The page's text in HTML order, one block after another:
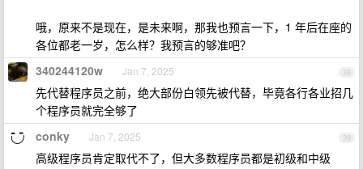
哦，原来不是现在，是未来啊，那我也预言一下，1 年后在座的
各位都老一岁，怎么样？我预言的够准吧？
38
340244120w Jan 7, 2025
先代替程序员之前，绝大部份白领先被代替，毕竟各行各业招几
个程序员就完全够了
39
conky Jan 7, 2025
高级程序员肯定取代不了，但大多数程序员都是初级和中级